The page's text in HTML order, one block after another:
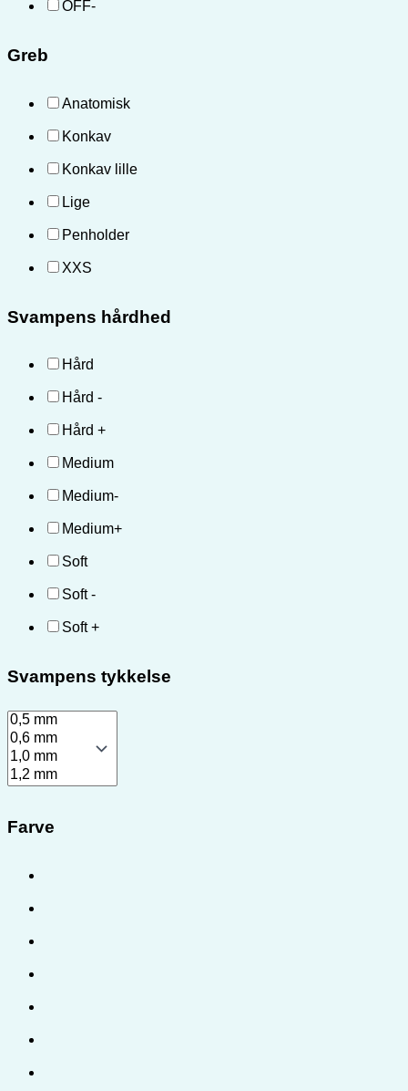
OFF-
Greb
Anatomisk
Konkav
Konkav lille
Lige
Penholder
XXS
Svampens hårdhed
Hård
Hård -
Hård +
Medium
Medium-
Medium+
Soft
Soft -
Soft +
Svampens tykkelse
Farve